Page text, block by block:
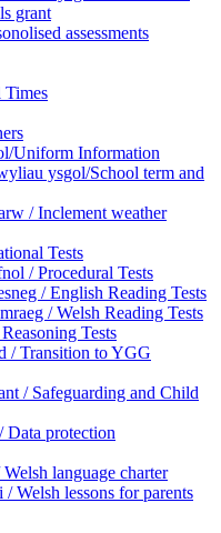
grant
assessments
Times
Uniform Information
ysgol/School term and
/ Inclement weather
Tests
/ Procedural Tests
/ English Reading Tests
/ Welsh Reading Tests
Tests
/ Transition to YGG
/ Safeguarding and Child
protection
language charter
Welsh lessons for parents